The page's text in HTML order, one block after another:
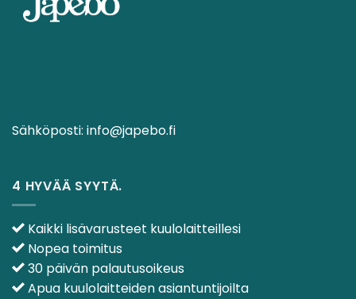
Sähköposti: info@japebo.fi
4 HYVÄÄ SYYTÄ.
Kaikki lisävarusteet kuulolaitteillesi
Nopea toimitus
30 päivän palautusoikeus
Apua kuulolaitteiden asiantuntijoilta